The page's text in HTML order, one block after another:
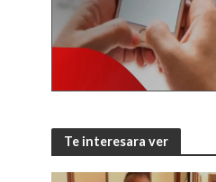
Te interesara ver